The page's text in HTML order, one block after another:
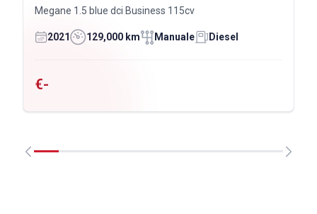
Megane 1.5 blue dci Business 115cv
2021 129,000 km Manuale Diesel
€-